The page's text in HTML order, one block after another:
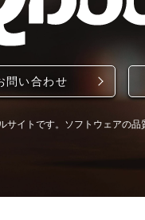
問い合わせ
サイトです。ソフトウェアの